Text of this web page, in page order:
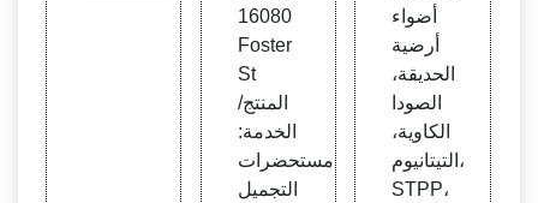
16080
Foster
St
المنتج/
الخدمة:
مستحضرات
التجميل
أضواء
أرضية
الحديقة،
الصودا
الكاوية،
التيتانيوم،
STPP،